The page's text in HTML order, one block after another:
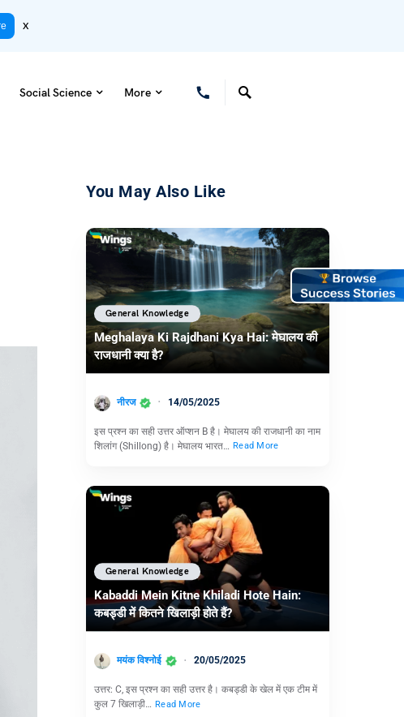
x
Social Science More
You May Also Like
General Knowledge
Meghalaya Ki Rajdhani Kya Hai: मेघालय की
राजधानी क्या है?
नीरज 14/05/2025
इस प्रश्न का सही उत्तर ऑप्शन B है। मेघालय की राजधानी का नाम
शिलांग (Shillong) है। मेघालय भारत… Read More
General Knowledge
Kabaddi Mein Kitne Khiladi Hote Hain:
कबड्डी में कितने खिलाड़ी होते हैं?
मयंक विश्नोई 20/05/2025
उत्तर: C, इस प्रश्न का सही उत्तर है। कबड्डी के खेल में एक टीम में
कुल 7 खिलाड़ी… Read More